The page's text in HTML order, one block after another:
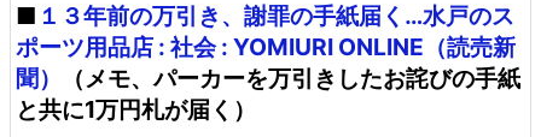
■ １３年前の万引き、謝罪の手紙届く…水戸のス
ポーツ用品店 : 社会 : YOMIURI ONLINE（読売新
聞）
（メモ、パーカーを万引きしたお詫びの手紙
と共に1万円札が届く）